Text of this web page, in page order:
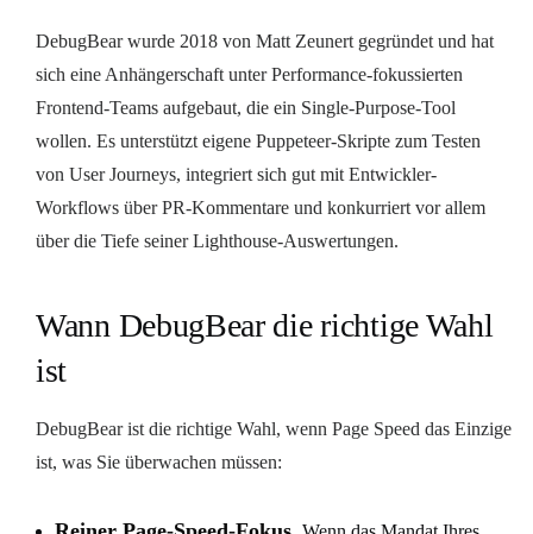
DebugBear wurde 2018 von Matt Zeunert gegründet und hat
sich eine Anhängerschaft unter Performance-fokussierten
Frontend-Teams aufgebaut, die ein Single-Purpose-Tool
wollen. Es unterstützt eigene Puppeteer-Skripte zum Testen
von User Journeys, integriert sich gut mit Entwickler-
Workflows über PR-Kommentare und konkurriert vor allem
über die Tiefe seiner Lighthouse-Auswertungen.
Wann DebugBear die richtige Wahl
ist
DebugBear ist die richtige Wahl, wenn Page Speed das Einzige
ist, was Sie überwachen müssen: